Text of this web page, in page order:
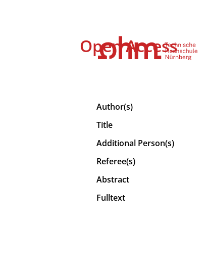
Open Access
Author(s)
Title
Additional Person(s)
Referee(s)
Abstract
Fulltext